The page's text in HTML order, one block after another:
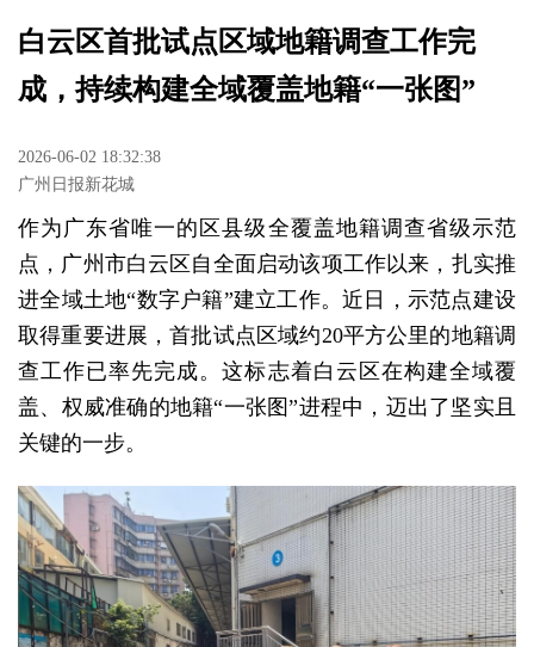
​白云区首批试点区域地籍调查工作完
成，持续构建全域覆盖地籍“一张图”
2026-06-02 18:32:38
广州日报新花城
作为广东省唯一的区县级全覆盖地籍调查省级示范
点，广州市白云区自全面启动该项工作以来，扎实推
进全域土地“数字户籍”建立工作。近日，示范点建设
取得重要进展，首批试点区域约20平方公里的地籍调
查工作已率先完成。这标志着白云区在构建全域覆
盖、权威准确的地籍“一张图”进程中，迈出了坚实且
关键的一步。